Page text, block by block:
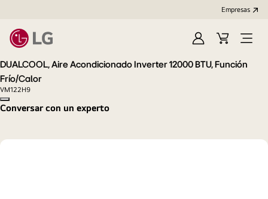
Empresas
Iniciar
Sesión
Cart
Open
DUALCOOL, Aire Acondicionado Inverter 12000 BTU, Función
Frío/Calor
VM122H9
Copy model name
Conversar con un experto